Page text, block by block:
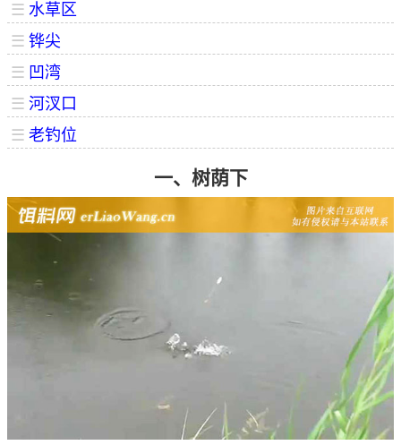
☰ 水草区
☰ 铧尖
☰ 凹湾
☰ 河汊口
☰ 老钓位
一、树荫下